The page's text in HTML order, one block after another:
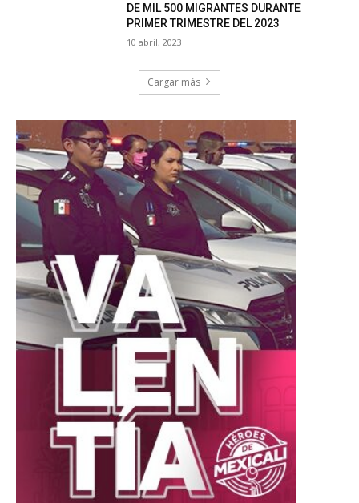
DE MIL 500 MIGRANTES DURANTE
PRIMER TRIMESTRE DEL 2023
10 abril, 2023
Cargar más